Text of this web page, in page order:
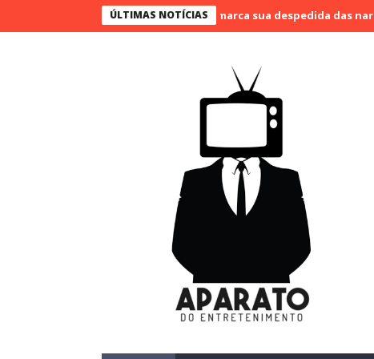
ÚLTIMAS NOTÍCIAS
Bueno narra o último jogo e marca sua despedida das narrações